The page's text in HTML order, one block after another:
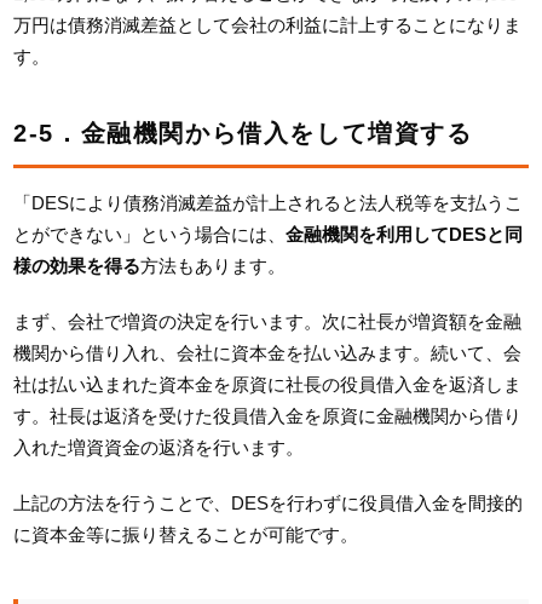
万円は債務消滅差益として会社の利益に計上することになりま
す。
2-5．金融機関から借入をして増資する
「DESにより債務消滅差益が計上されると法人税等を支払うこ
とができない」という場合には、金融機関を利用してDESと同
様の効果を得る方法もあります。
まず、会社で増資の決定を行います。次に社長が増資額を金融
機関から借り入れ、会社に資本金を払い込みます。続いて、会
社は払い込まれた資本金を原資に社長の役員借入金を返済しま
す。社長は返済を受けた役員借入金を原資に金融機関から借り
入れた増資資金の返済を行います。
上記の方法を行うことで、DESを行わずに役員借入金を間接的
に資本金等に振り替えることが可能です。